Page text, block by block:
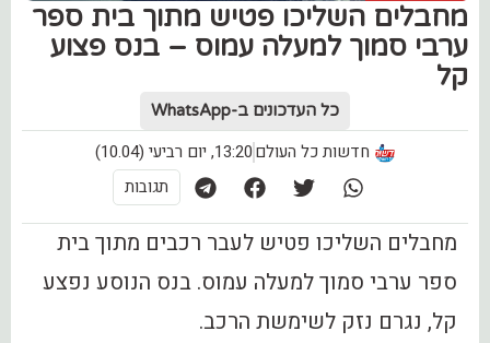
מחבלים השליכו פטיש מתוך בית ספר
ערבי סמוך למעלה עמוס – בנס פצוע
קל
כל העדכונים ב-WhatsApp
חדשות כל העולם13:20, יום רביעי (10.04)
תגובות
מחבלים השליכו פטיש לעבר רכבים מתוך בית
ספר ערבי סמוך למעלה עמוס. בנס הנוסע נפצע
קל, נגרם נזק לשימשת הרכב.